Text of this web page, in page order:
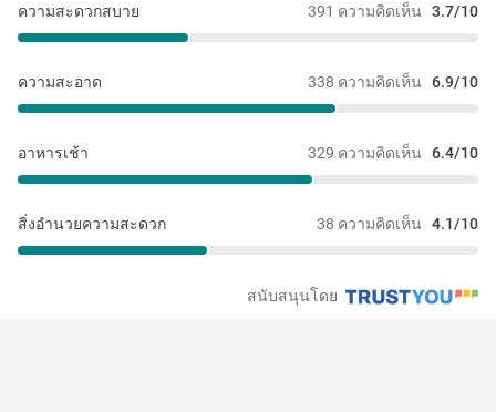
391 ความคิดเห็น 3.7/10
ความสะดวกสบาย
338 ความคิดเห็น 6.9/10
ความสะอาด
329 ความคิดเห็น 6.4/10
อาหารเช้า
38 ความคิดเห็น 4.1/10
สิ่งอำนวยความสะดวก
สนับสนุนโดย